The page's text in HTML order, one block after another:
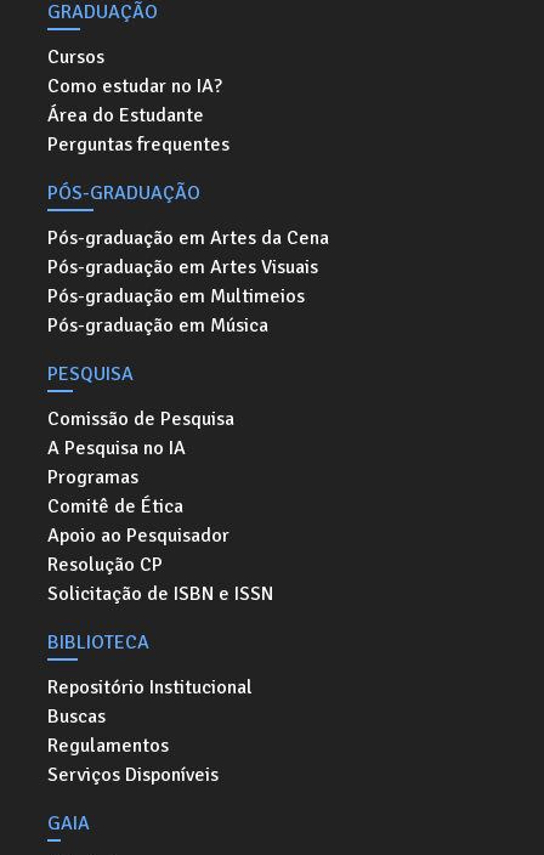
GRADUAÇÃO
Cursos
Como estudar no IA?
Área do Estudante
Perguntas frequentes
PÓS-GRADUAÇÃO
Pós-graduação em Artes da Cena
Pós-graduação em Artes Visuais
Pós-graduação em Multimeios
Pós-graduação em Música
PESQUISA
Comissão de Pesquisa
A Pesquisa no IA
Programas
Comitê de Ética
Apoio ao Pesquisador
Resolução CP
Solicitação de ISBN e ISSN
BIBLIOTECA
Repositório Institucional
Buscas
Regulamentos
Serviços Disponíveis
GAIA